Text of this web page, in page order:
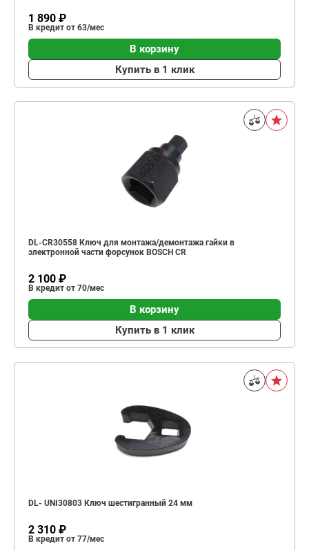
1 890 ₽
В кредит от 63/мес
В корзину
Купить в 1 клик
DL-CR30558 Ключ для монтажа/демонтажа гайки в
электронной части форсунок BOSCH CR
2 100 ₽
В кредит от 70/мес
В корзину
Купить в 1 клик
DL- UNI30803 Ключ шестигранный 24 мм
2 310 ₽
В кредит от 77/мес